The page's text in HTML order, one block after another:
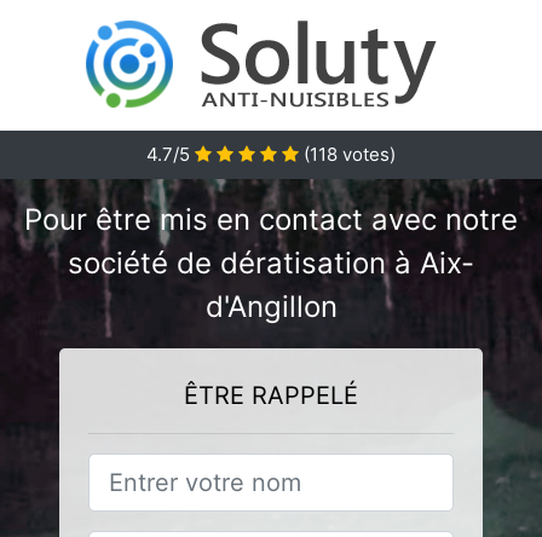
4.7/5 (118 votes)
Pour être mis en contact avec notre
société de dératisation à Aix-
d'Angillon
ÊTRE RAPPELÉ